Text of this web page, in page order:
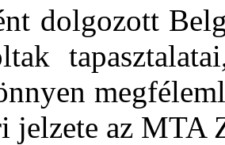
dolgozott
jelzete az MTA